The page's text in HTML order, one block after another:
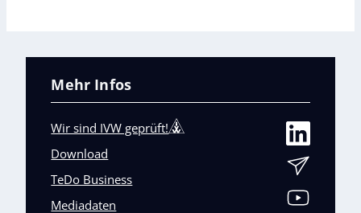
Mehr Infos
Wir sind IVW geprüft!
Download
TeDo Business
Mediadaten